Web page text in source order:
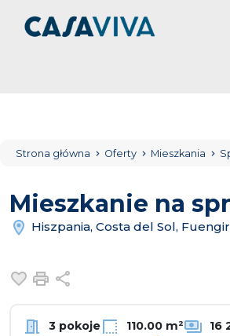
Strona główna Oferty Mieszkania
Mieszkanie na
Hiszpania, Costa del Sol,
Dodaj do ulubionych
Drukuj
3 pokoje 110.00 m² 16